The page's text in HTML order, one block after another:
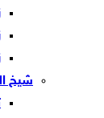
شيخ